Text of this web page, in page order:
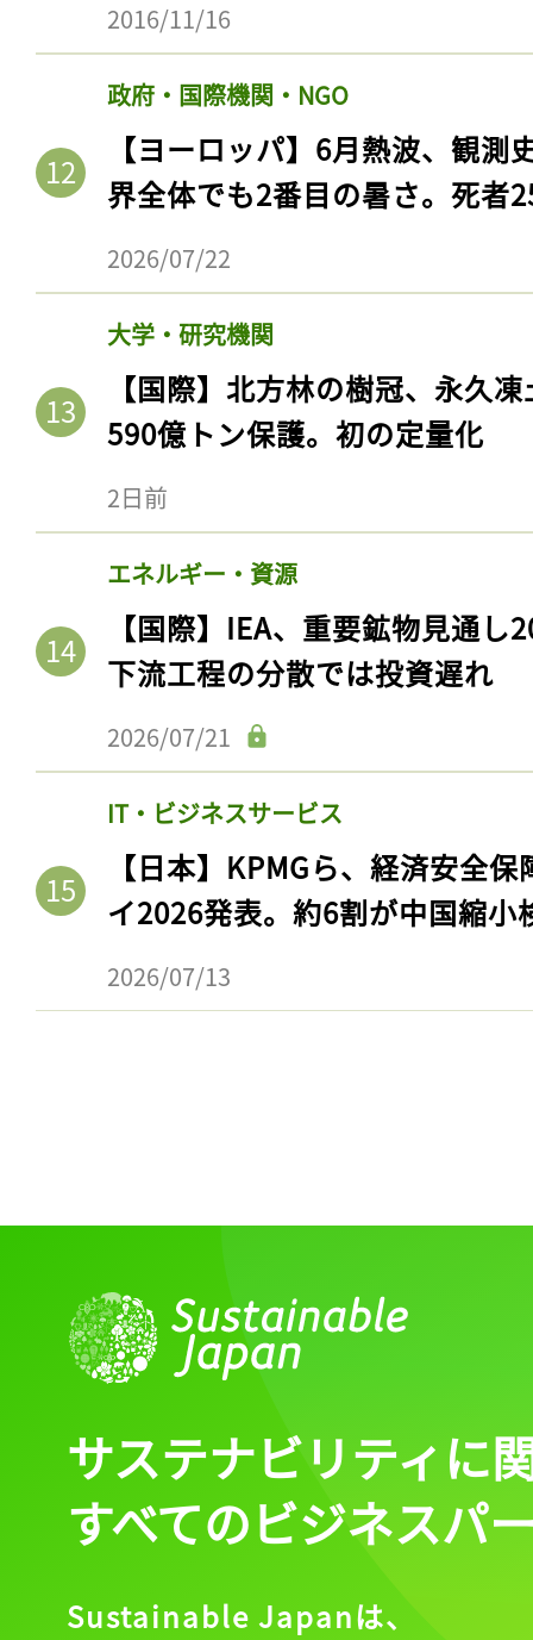
2016/11/16
政府・国際機関・NGO
【ヨーロッパ】6月熱波、観
界全体でも2番目の暑さ。死者
2026/07/22
大学・研究機関
【国際】北方林の樹冠、永久
590億トン保護。初の定量化
2日前
エネルギー・資源
【国際】IEA、重要鉱物見通
下流工程の分散では投資遅れ
2026/07/21
IT・ビジネスサービス
【日本】KPMGら、経済安全
イ2026発表。約6割が中国縮小
2026/07/13
記事をお気に入りに
ログインが必
会員登録
サステナビリティに
すべてのビジネスパ
Sustainable Japanは、